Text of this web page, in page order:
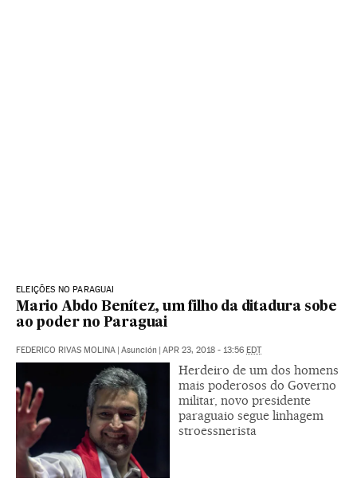
ELEIÇÕES NO PARAGUAI
Mario Abdo Benítez, um filho da ditadura sobe
ao poder no Paraguai
FEDERICO RIVAS MOLINA | Asunción | APR 23, 2018 - 13:56 EDT
Herdeiro de um dos homens
mais poderosos do Governo
militar, novo presidente
paraguaio segue linhagem
stroessnerista